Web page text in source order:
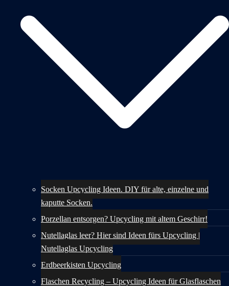
Socken Upcycling Ideen. DIY für alte, einzelne und
kaputte Socken.
Porzellan entsorgen? Upcycling mit altem Geschirr!
Nutellaglas leer? Hier sind Ideen fürs Upcycling |
Nutellaglas Upcycling
Erdbeerkisten Upcycling
Flaschen Recycling – Upcycling Ideen für Glasflaschen